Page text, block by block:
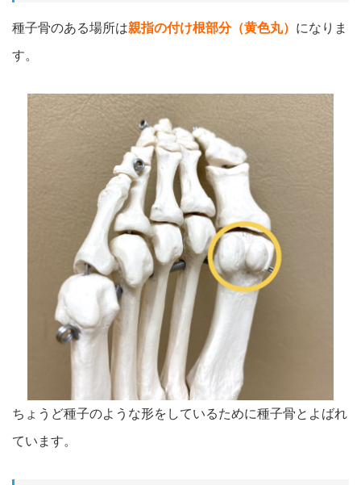
種子骨のある場所は親指の付け根部分（黄色丸） になりま
す。
ちょうど種子のような形をしているために種子骨とよばれ
ています。